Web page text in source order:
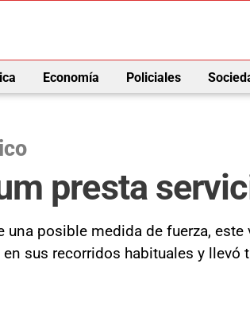
Economía Policiales
presta
una posible medida de fuerza,
sus recorridos habituales y llevó